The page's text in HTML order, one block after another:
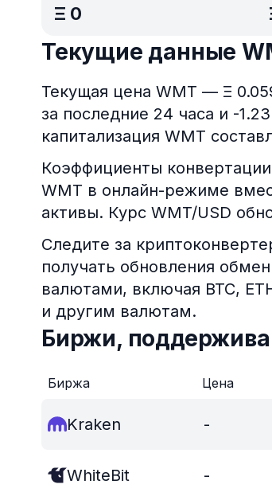
Ξ 0
Текущие данные
Текущая цена WMT — Ξ
за последние 24 часа и -
капитализация WMT
Коэффициенты
WMT в онлайн-режиме
активы. Курс WMT/USD
Следите за
получать обновления
валютами, включая BTC,
и другим валютам.
Биржи,
Биржа Цена
Kraken -
WhiteBit -